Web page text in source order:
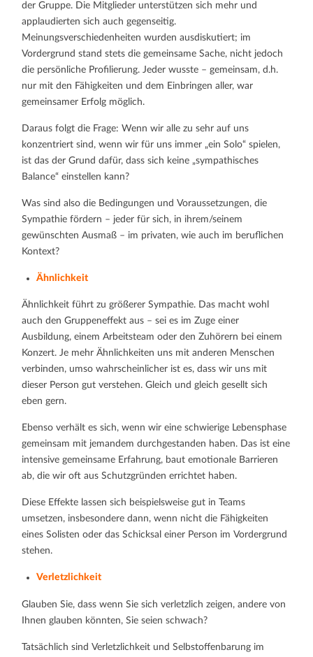
der Gruppe. Die Mitglieder unterstützen sich mehr und
applaudierten sich auch gegenseitig.
Meinungsverschiedenheiten wurden ausdiskutiert; im
Vordergrund stand stets die gemeinsame Sache, nicht jedoch
die persönliche Profilierung. Jeder wusste – gemeinsam, d.h.
nur mit den Fähigkeiten und dem Einbringen aller, war
gemeinsamer Erfolg möglich.
Daraus folgt die Frage: Wenn wir alle zu sehr auf uns
konzentriert sind, wenn wir für uns immer „ein Solo“ spielen,
ist das der Grund dafür, dass sich keine „sympathisches
Balance“ einstellen kann?
Was sind also die Bedingungen und Voraussetzungen, die
Sympathie fördern – jeder für sich, in ihrem/seinem
gewünschten Ausmaß – im privaten, wie auch im beruflichen
Kontext?
Ähnlichkeit
Ähnlichkeit führt zu größerer Sympathie. Das macht wohl
auch den Gruppeneffekt aus – sei es im Zuge einer
Ausbildung, einem Arbeitsteam oder den Zuhörern bei einem
Konzert. Je mehr Ähnlichkeiten uns mit anderen Menschen
verbinden, umso wahrscheinlicher ist es, dass wir uns mit
dieser Person gut verstehen. Gleich und gleich gesellt sich
eben gern.
Ebenso verhält es sich, wenn wir eine schwierige Lebensphase
gemeinsam mit jemandem durchgestanden haben. Das ist eine
intensive gemeinsame Erfahrung, baut emotionale Barrieren
ab, die wir oft aus Schutzgründen errichtet haben.
Diese Effekte lassen sich beispielsweise gut in Teams
umsetzen, insbesondere dann, wenn nicht die Fähigkeiten
eines Solisten oder das Schicksal einer Person im Vordergrund
stehen.
Verletzlichkeit
Glauben Sie, dass wenn Sie sich verletzlich zeigen, andere von
Ihnen glauben könnten, Sie seien schwach?
Tatsächlich sind Verletzlichkeit und Selbstoffenbarung im